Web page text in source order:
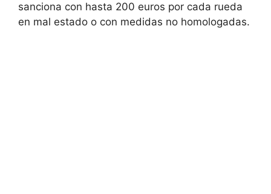
sanciona con hasta 200 euros por cada rueda
en mal estado o con medidas no homologadas.